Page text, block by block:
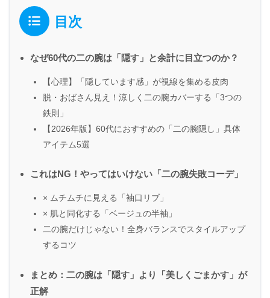
目次
なぜ60代の二の腕は「隠す」と余計に目立つのか？
【心理】「隠しています感」が視線を集める皮肉
脱・おばさん見え！涼しく二の腕カバーする「3つの
鉄則」
【2026年版】60代におすすめの「二の腕隠し」具体
アイテム5選
これはNG！やってはいけない「二の腕失敗コーデ」
× ムチムチに見える「袖口リブ」
× 肌と同化する「ベージュの半袖」
二の腕だけじゃない！全身バランスでスタイルアップ
するコツ
まとめ：二の腕は「隠す」より「美しくごまかす」が
正解